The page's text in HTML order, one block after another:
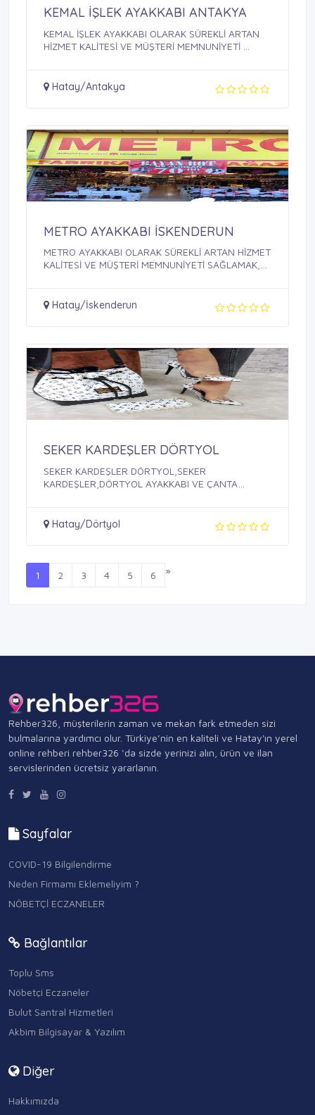
KEMAL İŞLEK AYAKKABI ANTAKYA
KEMAL İŞLEK AYAKKABI OLARAK SÜREKLİ ARTAN
HİZMET KALİTESİ VE MÜŞTERİ MEMNUNİYETİ ...
Hatay/Antakya
METRO AYAKKABI İSKENDERUN
METRO AYAKKABI OLARAK SÜREKLİ ARTAN HİZMET
KALİTESİ VE MÜŞTERİ MEMNUNİYETİ SAĞLAMAK,
Hatay/İskenderun
SEKER KARDEŞLER DÖRTYOL
SEKER KARDEŞLER DÖRTYOL,SEKER
KARDEŞLER,DÖRTYOL AYAKKABI VE ÇANTA
Hatay/Dörtyol
1 2 3 4 5 6 »
Rehber326, müşterilerin zaman ve mekan fark etmeden sizi
bulmalarına yardımcı olur. Türkiye’nin en kaliteli ve Hatay'ın yerel
online rehberi rehber326 ‘da sizde yerinizi alın, ürün ve ilan
servislerinden ücretsiz yararlanın.
Sayfalar
COVID-19 Bilgilendirme
Neden Firmamı Eklemeliyim ?
NÖBETÇİ ECZANELER
Bağlantılar
Toplu Sms
Nöbetçi Eczaneler
Bulut Santral Hizmetleri
Akbim Bilgisayar & Yazılım
Diğer
Hakkımızda